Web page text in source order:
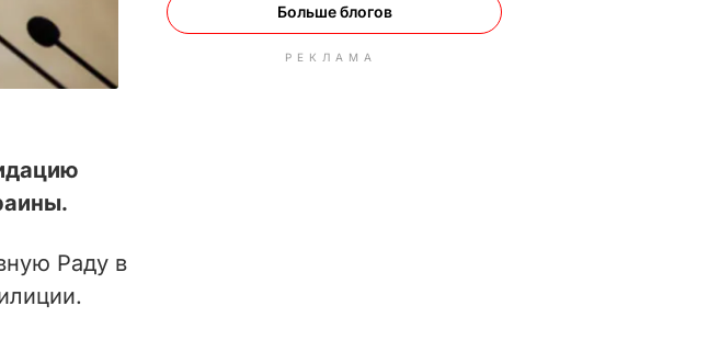
Раду в
Больше блогов
РЕКЛАМА